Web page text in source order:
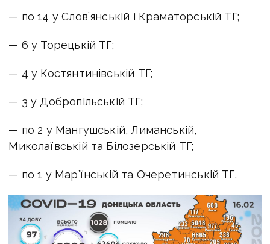
— по 14 у Слов’янській і Краматорській ТГ;
— 6 у Торецькій ТГ;
— 4 у Костянтинівській ТГ;
— 3 у Добропільській ТГ;
— по 2 у Мангушській, Лиманській,
Миколаївській та Білозерській ТГ;
— по 1 у Мар’їнській та Очеретинській ТГ.